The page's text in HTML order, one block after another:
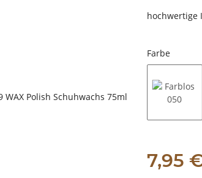
hochwertige
Farbe
7,95